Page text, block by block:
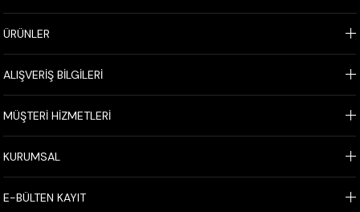
ÜRÜNLER
ALIŞVERİŞ BİLGİLERİ
MÜŞTERİ HİZMETLERİ
KURUMSAL
E-BÜLTEN KAYIT